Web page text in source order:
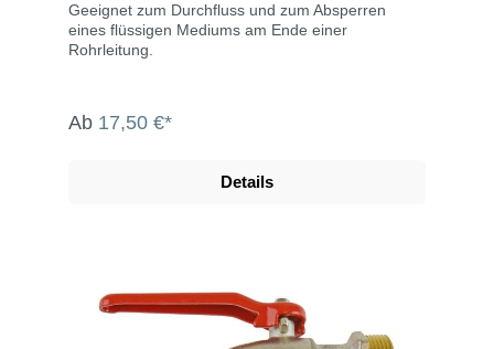
Geeignet zum Durchfluss und zum Absperren
eines flüssigen Mediums am Ende einer
Rohrleitung.
Ab 17,50 €*
Details